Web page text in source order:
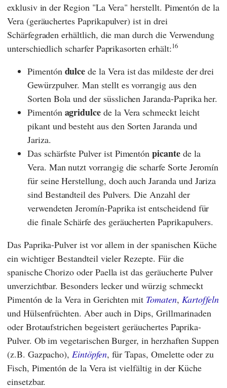
exklusiv in der Region "La Vera" herstellt. Pimentón de la
Vera (geräuchertes Paprikapulver) ist in drei
Schärfegraden erhältlich, die man durch die Verwendung
unterschiedlich scharfer Paprikasorten erhält:16
Pimentón dulcede la Vera ist das mildeste der drei
Gewürzpulver. Man stellt es vorrangig aus den
Sorten Bola und der süsslichen Jaranda-Paprika her.
Pimentón agridulce de la Vera schmeckt leicht
pikant und besteht aus den Sorten Jaranda und
Jariza.
Das schärfste Pulver ist Pimentónpicante de la
Vera. Man nutzt vorrangig die scharfe Sorte Jeromín
für seine Herstellung, doch auch Jaranda und Jariza
sind Bestandteil des Pulvers. Die Anzahl der
verwendeten Jeromín-Paprika ist entscheidend für
die finale Schärfe des geräucherten Paprikapulvers.
Das Paprika-Pulver ist vor allem in der spanischen Küche
ein wichtiger Bestandteil vieler Rezepte. Für die
spanische Chorizo oder Paella ist das geräucherte Pulver
unverzichtbar. Besonders lecker und würzig schmeckt
Pimentón de la Vera in Gerichten mit Tomaten, Kartoffeln
und Hülsenfrüchten. Aber auch in Dips, Grillmarinaden
oder Brotaufstrichen begeistert geräuchertes Paprika-
Pulver. Ob im vegetarischen Burger, in herzhaften Suppen
(z.B. Gazpacho),Eintöpfen, für Tapas, Omelette oder zu
Fisch, Pimentón de la Vera ist vielfältig in der Küche
einsetzbar.